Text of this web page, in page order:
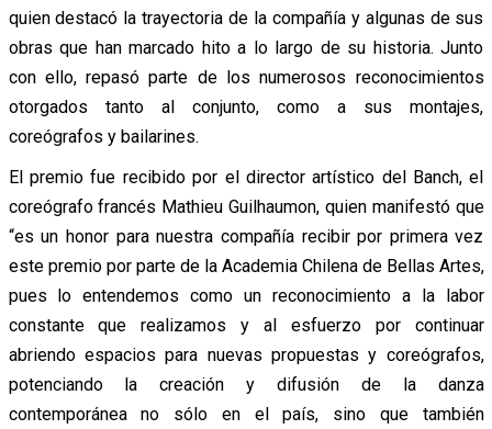
quien destacó la trayectoria de la compañía y algunas de sus
obras que han marcado hito a lo largo de su historia. Junto
con ello, repasó parte de los numerosos reconocimientos
otorgados tanto al conjunto, como a sus montajes,
coreógrafos y bailarines.
El premio fue recibido por el director artístico del Banch, el
coreógrafo francés Mathieu Guilhaumon, quien manifestó que
“es un honor para nuestra compañía recibir por primera vez
este premio por parte de la Academia Chilena de Bellas Artes,
pues lo entendemos como un reconocimiento a la labor
constante que realizamos y al esfuerzo por continuar
abriendo espacios para nuevas propuestas y coreógrafos,
potenciando la creación y difusión de la danza
contemporánea no sólo en el país, sino que también